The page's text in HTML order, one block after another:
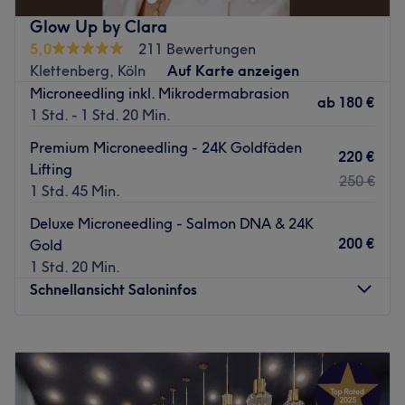
- 19 Kabinen (Ergoline Solarien)
- Haarentferung
- Fußpflege (med. sowie kosmetische)
- Überwasser-Massage (Hydrojet)
- Collagenlicht (Beauty-Angel)
- Bodystyler
- Abnehmsolarium mit Vibrationsplatte
- kosmetische Bräunungsdusche (Mystic TAN HD)
Glow Up by Clara
5,0
211 Bewertungen
Klettenberg, Köln
Auf Karte anzeigen
Microneedling inkl. Mikrodermabrasion
1 Std. - 1 Std. 20 Min.
ab 180 €
Premium Microneedling - 24K Goldfäden
Lifting
1 Std. 45 Min.
220 €
250 €
Deluxe Microneedling - Salmon DNA & 24K
Gold
1 Std. 20 Min.
200 €
Schnellansicht Saloninfos
Dienstag
10:00
18:00
Mittwoch
10:00– 18:00